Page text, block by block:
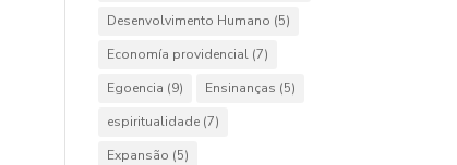
Desenvolvimento Humano (5)
Economía providencial (7)
Egoencia (9) Ensinanças (5)
espiritualidade (7)
Expansão (5)